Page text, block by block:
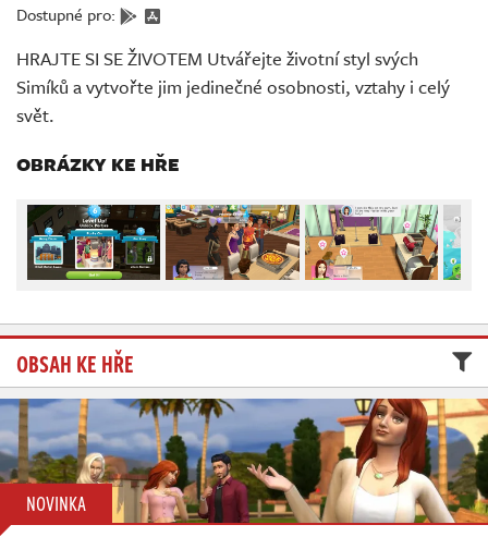
Redakce
Živě
Dostupné pro:
HRAJTE SI SE ŽIVOTEM Utvářejte životní styl svých
Simíků a vytvořte jim jedinečné osobnosti, vztahy i celý
svět.
OBRÁZKY KE HŘE
OBSAH KE HŘE
NOVINKA